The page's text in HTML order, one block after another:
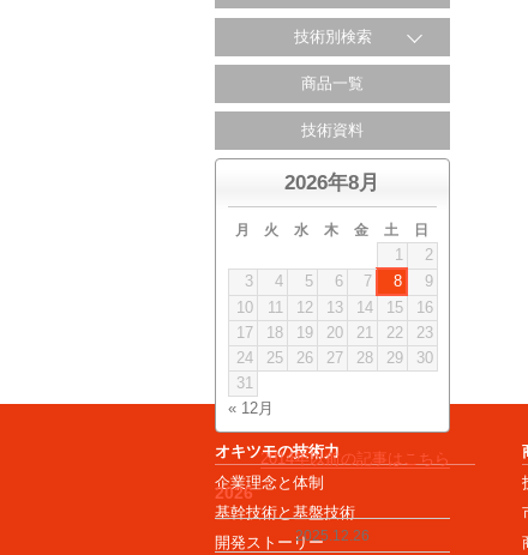
技術別検索
商品一覧
技術資料
2026年8月
月 火 水 木 金 土 日
1
2
3
4 5 6 7 8
9
10
11 12 13 14 15
16
17
18 19 20 21 22
23
24
25 26 27 28 29
30
31
« 12月
2014年以前の記事はこちら
2026
2025.12.26
オキツモの技術力
企業理念と体制
基幹技術と基盤技術
開発ストーリー